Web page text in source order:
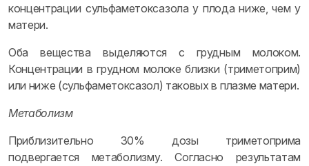
концентрации сульфаметоксазола у плода ниже, чем у
матери.
Оба вещества выделяются с грудным молоком.
Концентрации в грудном молоке близки (триметоприм)
или ниже (сульфаметоксазол) таковых в плазме матери.
Метаболизм
Приблизительно 30% дозы триметоприма
подвергается метаболизму. Согласно результатам